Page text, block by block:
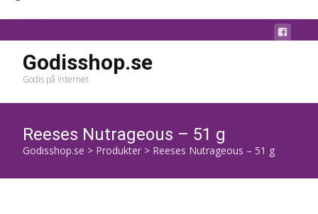
Godisshop.se
Godis på internet
Reeses Nutrageous – 51 g
Godisshop.se > Produkter > Reeses Nutrageous – 51 g